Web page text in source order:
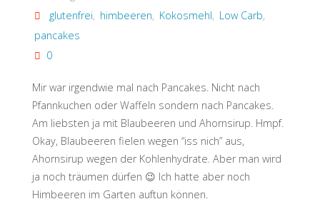
glutenfrei, himbeeren, Kokosmehl, Low Carb,
pancakes
0
Mir war irgendwie mal nach Pancakes. Nicht nach
Pfannkuchen oder Waffeln sondern nach Pancakes.
Am liebsten ja mit Blaubeeren und Ahornsirup. Hmpf.
Okay, Blaubeeren fielen wegen “iss nich” aus,
Ahornsirup wegen der Kohlenhydrate. Aber man wird
ja noch träumen dürfen 😉 Ich hatte aber noch
Himbeeren im Garten auftun können.